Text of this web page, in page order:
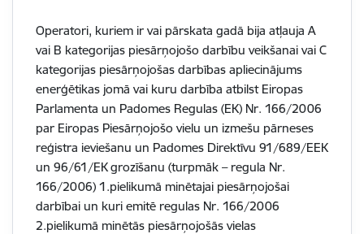
Operatori, kuriem ir vai pārskata gadā bija atļauja A
vai B kategorijas piesārņojošo darbību veikšanai vai C
kategorijas piesārņojošas darbības apliecinājums
enerģētikas jomā vai kuru darbība atbilst Eiropas
Parlamenta un Padomes Regulas (EK) Nr. 166/2006
par Eiropas Piesārņojošo vielu un izmešu pārneses
reģistra ieviešanu un Padomes Direktīvu 91/689/EEK
un 96/61/EK grozīšanu (turpmāk – regula Nr.
166/2006) 1.pielikumā minētajai piesārņojošai
darbībai un kuri emitē regulas Nr. 166/2006
2.pielikumā minētās piesārņojošās vielas